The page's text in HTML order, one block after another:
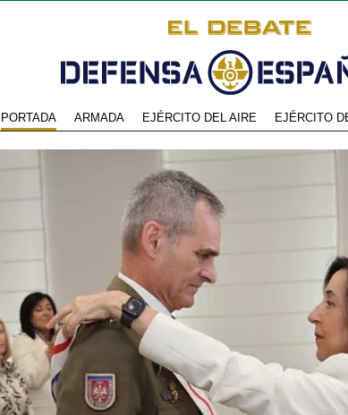
PORTADA ARMADA EJÉRCITO DEL AIRE EJÉRCITO